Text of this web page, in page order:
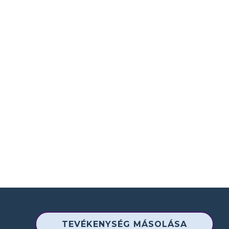
TEVÉKENYSÉG MÁSOLÁSA